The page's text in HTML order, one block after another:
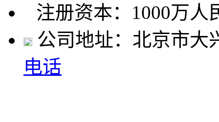
注册资本：1000万人
公司地址：北京市大
电话